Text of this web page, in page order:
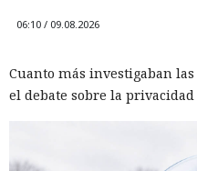
06:10 / 09.08.2026
Cuanto más investigaban
el debate sobre la